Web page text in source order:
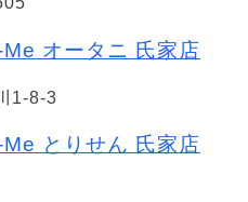
オータニ 氏家店
1-8-3
とりせん 氏家店